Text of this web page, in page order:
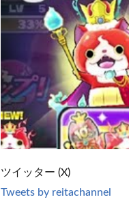
ツイッター (X)
Tweets by reitachannel